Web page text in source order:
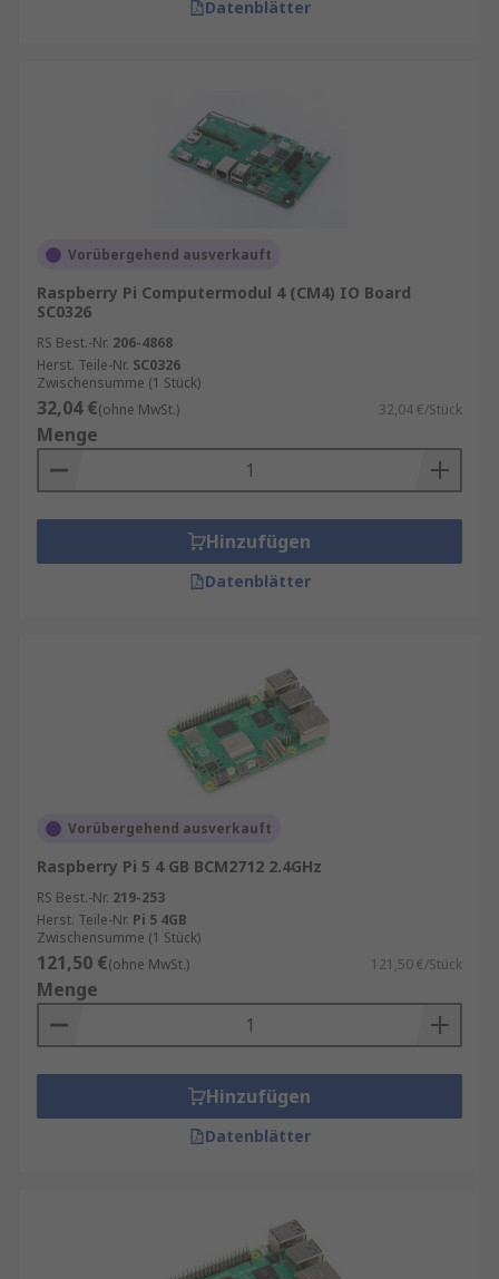
Datenblätter
Vorübergehend ausverkauft
Raspberry Pi Computermodul 4 (CM4) IO Board
SC0326
RS Best.-Nr. 206-4868
Herst. Teile-Nr. SC0326
Zwischensumme (1 Stück)
32,04 €(ohne MwSt.) 32,04 €/Stück
Menge
Hinzufügen
Datenblätter
Vorübergehend ausverkauft
Raspberry Pi 5 4 GB BCM2712 2.4GHz
RS Best.-Nr. 219-253
Herst. Teile-Nr. Pi 5 4GB
Zwischensumme (1 Stück)
121,50 €(ohne MwSt.) 121,50 €/Stück
Menge
Hinzufügen
Datenblätter